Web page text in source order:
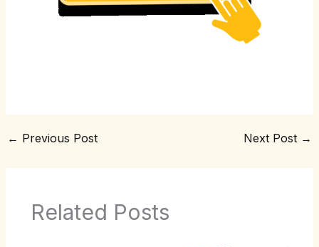
← Previous Post Next Post →
Related Posts